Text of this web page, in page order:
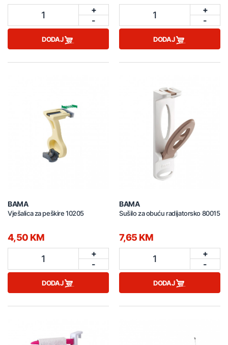
1
+
-
DODAJ
1
+
-
DODAJ
BAMA
Vješalica za peškire 10205
4,50 KM
1
+
-
DODAJ
BAMA
Sušilo za obuću radijatorsko 80015
7,65 KM
1
+
-
DODAJ